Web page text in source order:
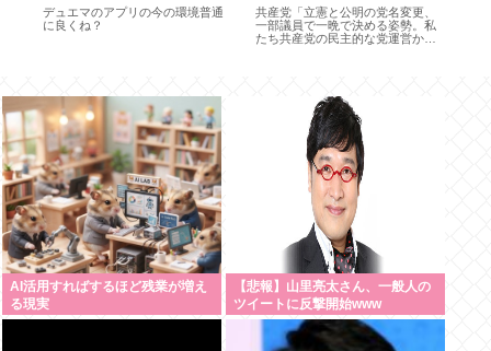
デュエマのアプリの今の環境普通
に良くね？
共産党「立憲と公明の党名変更、
一部議員で一晩で決める姿勢。私
たち共産党の民主的な党運営から
AI活用すればするほど残業が増え
る現実
【悲報】山里亮太さん、一般人の
ツイートに反撃開始www